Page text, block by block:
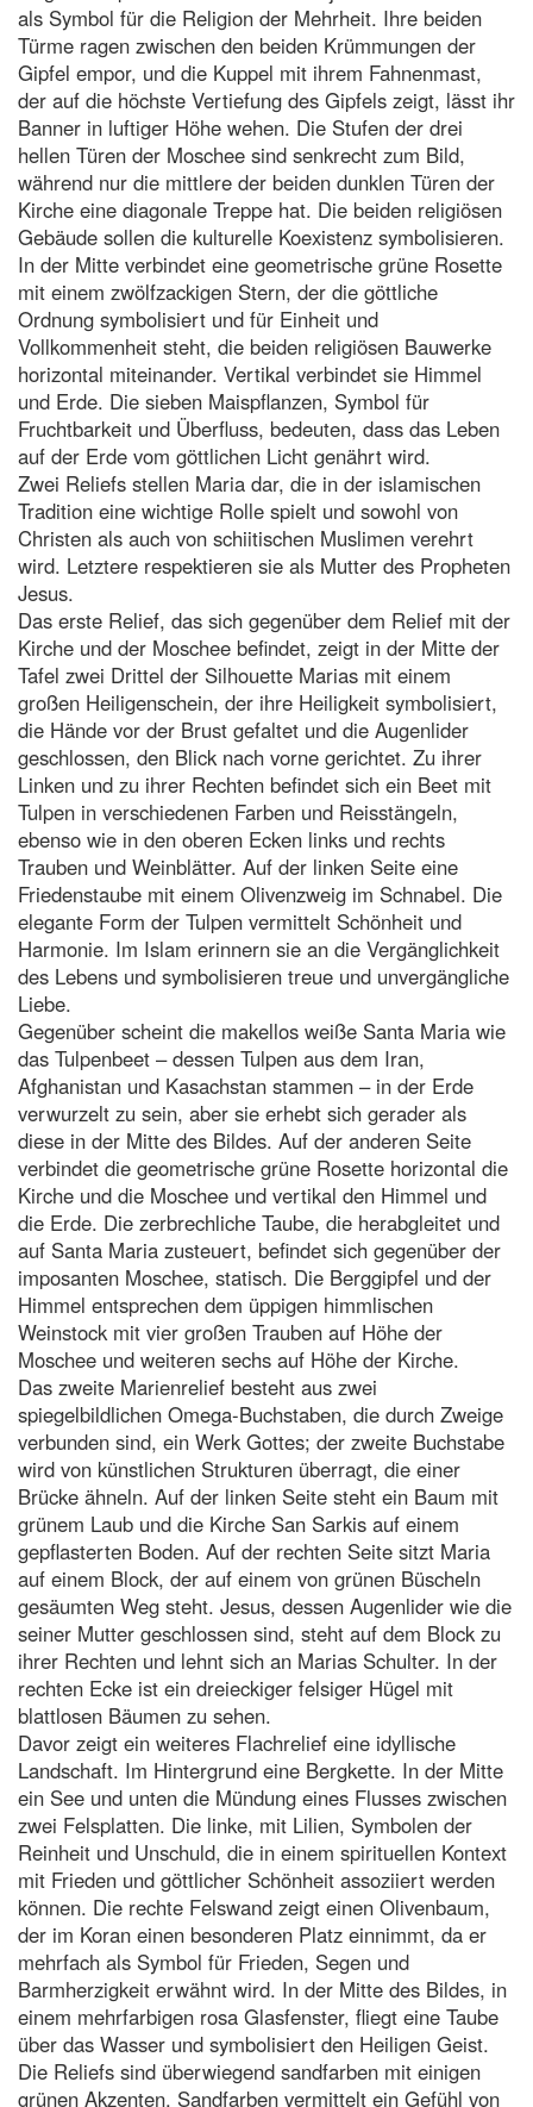
als Symbol für die Religion der Mehrheit. Ihre beiden
Türme ragen zwischen den beiden Krümmungen der
Gipfel empor, und die Kuppel mit ihrem Fahnenmast,
der auf die höchste Vertiefung des Gipfels zeigt, lässt ihr
Banner in luftiger Höhe wehen. Die Stufen der drei
hellen Türen der Moschee sind senkrecht zum Bild,
während nur die mittlere der beiden dunklen Türen der
Kirche eine diagonale Treppe hat. Die beiden religiösen
Gebäude sollen die kulturelle Koexistenz symbolisieren.
In der Mitte verbindet eine geometrische grüne Rosette
mit einem zwölfzackigen Stern, der die göttliche
Ordnung symbolisiert und für Einheit und
Vollkommenheit steht, die beiden religiösen Bauwerke
horizontal miteinander. Vertikal verbindet sie Himmel
und Erde. Die sieben Maispflanzen, Symbol für
Fruchtbarkeit und Überfluss, bedeuten, dass das Leben
auf der Erde vom göttlichen Licht genährt wird.
Zwei Reliefs stellen Maria dar, die in der islamischen
Tradition eine wichtige Rolle spielt und sowohl von
Christen als auch von schiitischen Muslimen verehrt
wird. Letztere respektieren sie als Mutter des Propheten
Jesus.
Das erste Relief, das sich gegenüber dem Relief mit der
Kirche und der Moschee befindet, zeigt in der Mitte der
Tafel zwei Drittel der Silhouette Marias mit einem
großen Heiligenschein, der ihre Heiligkeit symbolisiert,
die Hände vor der Brust gefaltet und die Augenlider
geschlossen, den Blick nach vorne gerichtet. Zu ihrer
Linken und zu ihrer Rechten befindet sich ein Beet mit
Tulpen in verschiedenen Farben und Reisstängeln,
ebenso wie in den oberen Ecken links und rechts
Trauben und Weinblätter. Auf der linken Seite eine
Friedenstaube mit einem Olivenzweig im Schnabel. Die
elegante Form der Tulpen vermittelt Schönheit und
Harmonie. Im Islam erinnern sie an die Vergänglichkeit
des Lebens und symbolisieren treue und unvergängliche
Liebe.
Gegenüber scheint die makellos weiße Santa Maria wie
das Tulpenbeet – dessen Tulpen aus dem Iran,
Afghanistan und Kasachstan stammen – in der Erde
verwurzelt zu sein, aber sie erhebt sich gerader als
diese in der Mitte des Bildes. Auf der anderen Seite
verbindet die geometrische grüne Rosette horizontal die
Kirche und die Moschee und vertikal den Himmel und
die Erde. Die zerbrechliche Taube, die herabgleitet und
auf Santa Maria zusteuert, befindet sich gegenüber der
imposanten Moschee, statisch. Die Berggipfel und der
Himmel entsprechen dem üppigen himmlischen
Weinstock mit vier großen Trauben auf Höhe der
Moschee und weiteren sechs auf Höhe der Kirche.
Das zweite Marienrelief besteht aus zwei
spiegelbildlichen Omega-Buchstaben, die durch Zweige
verbunden sind, ein Werk Gottes; der zweite Buchstabe
wird von künstlichen Strukturen überragt, die einer
Brücke ähneln. Auf der linken Seite steht ein Baum mit
grünem Laub und die Kirche San Sarkis auf einem
gepflasterten Boden. Auf der rechten Seite sitzt Maria
auf einem Block, der auf einem von grünen Büscheln
gesäumten Weg steht. Jesus, dessen Augenlider wie die
seiner Mutter geschlossen sind, steht auf dem Block zu
ihrer Rechten und lehnt sich an Marias Schulter. In der
rechten Ecke ist ein dreieckiger felsiger Hügel mit
blattlosen Bäumen zu sehen.
Davor zeigt ein weiteres Flachrelief eine idyllische
Landschaft. Im Hintergrund eine Bergkette. In der Mitte
ein See und unten die Mündung eines Flusses zwischen
zwei Felsplatten. Die linke, mit Lilien, Symbolen der
Reinheit und Unschuld, die in einem spirituellen Kontext
mit Frieden und göttlicher Schönheit assoziiert werden
können. Die rechte Felswand zeigt einen Olivenbaum,
der im Koran einen besonderen Platz einnimmt, da er
mehrfach als Symbol für Frieden, Segen und
Barmherzigkeit erwähnt wird. In der Mitte des Bildes, in
einem mehrfarbigen rosa Glasfenster, fliegt eine Taube
über das Wasser und symbolisiert den Heiligen Geist.
Die Reliefs sind überwiegend sandfarben mit einigen
grünen Akzenten. Sandfarben vermittelt ein Gefühl von